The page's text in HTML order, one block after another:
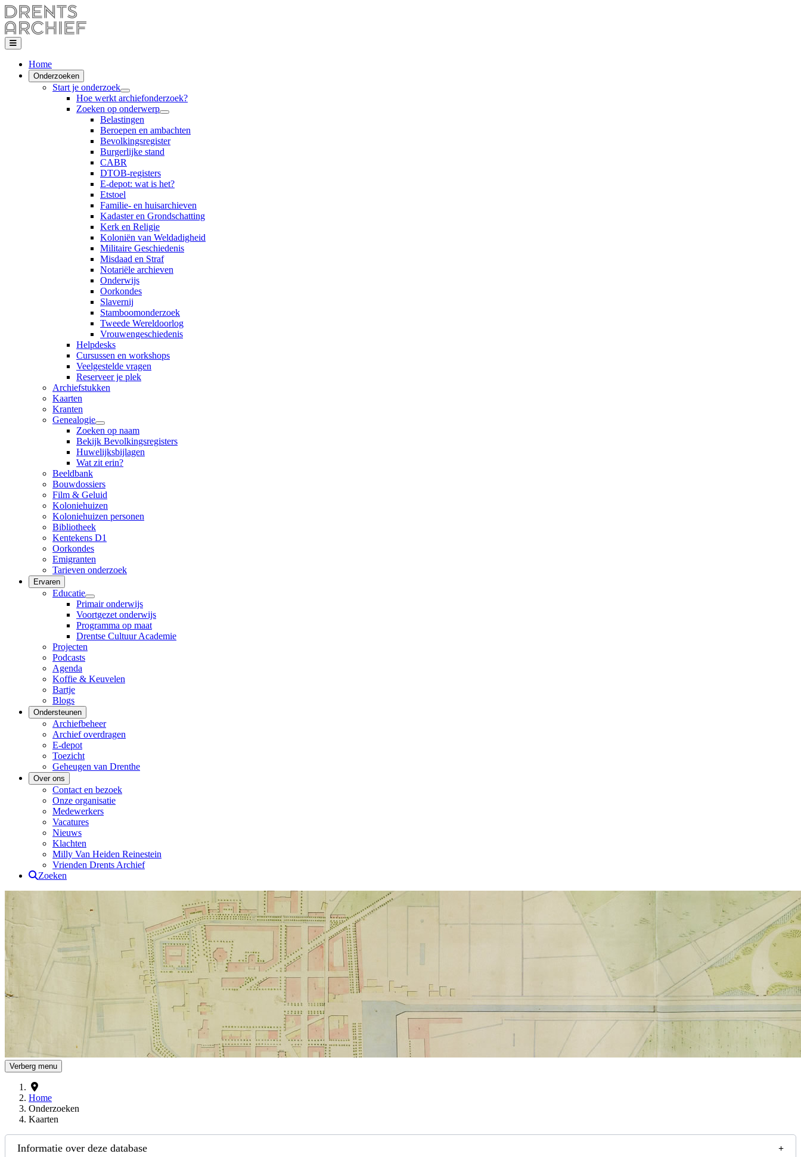
Home
Onderzoeken
Start je onderzoek
Hoe werkt archiefonderzoek?
Zoeken op onderwerp
Belastingen
Beroepen en ambachten
Bevolkingsregister
Burgerlijke stand
CABR
DTOB-registers
E-depot: wat is het?
Etstoel
Familie- en huisarchieven
Kadaster en Grondschatting
Kerk en Religie
Koloniën van Weldadigheid
Militaire Geschiedenis
Misdaad en Straf
Notariële archieven
Onderwijs
Oorkondes
Slavernij
Stamboomonderzoek
Tweede Wereldoorlog
Vrouwengeschiedenis
Helpdesks
Cursussen en workshops
Veelgestelde vragen
Reserveer je plek
Archiefstukken
Kaarten
Kranten
Genealogie
Zoeken op naam
Bekijk Bevolkingsregisters
Huwelijksbijlagen
Wat zit erin?
Beeldbank
Bouwdossiers
Film & Geluid
Koloniehuizen
Koloniehuizen personen
Bibliotheek
Kentekens D1
Oorkondes
Emigranten
Tarieven onderzoek
Ervaren
Educatie
Primair onderwijs
Voortgezet onderwijs
Programma op maat
Drentse Cultuur Academie
Projecten
Podcasts
Agenda
Koffie & Keuvelen
Bartje
Blogs
Ondersteunen
Archiefbeheer
Archief overdragen
E-depot
Toezicht
Geheugen van Drenthe
Over ons
Contact en bezoek
Onze organisatie
Medewerkers
Vacatures
Nieuws
Klachten
Milly Van Heiden Reinestein
Vrienden Drents Archief
Zoeken
Drents Archief
Verberg menu
Home
Onderzoeken
Kaarten
Informatie over deze database